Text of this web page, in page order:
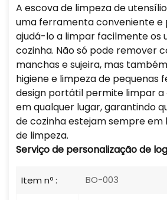
A escova de limpeza de
uma ferramenta conveniente e
ajudá-lo a limpar facilmente os
cozinha. Não só pode remover
manchas e sujeira, mas
higiene e limpeza de pequenas
design portátil permite limpar a
em qualquer lugar, garantindo
de cozinha estejam sempre em
de limpeza.
Serviço de personalização de
Item nº : BO-003